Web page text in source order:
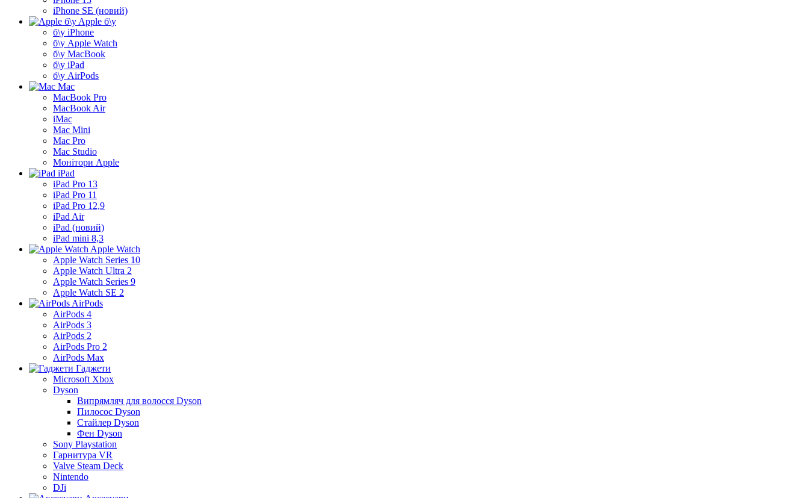
iPhone SE (новий)
Apple б\у
б\у iPhone
б\у Apple Watch
б\у MacBook
б\у iPad
б\у AirPods
Mac
MacBook Pro
MacBook Air
iMac
Mac Mini
Mac Pro
Mac Studio
Монітори Apple
iPad
iPad Pro 13
iPad Pro 11
iPad Pro 12,9
iPad Air
iPad (новий)
iPad mini 8,3
Apple Watch
Apple Watch Series 10
Apple Watch Ultra 2
Apple Watch Series 9
Apple Watch SE 2
AirPods
AirPods 4
AirPods 3
AirPods 2
AirPods Pro 2
AirPods Max
Гаджети
Microsoft Xbox
Dyson
Випрямляч для волосся Dyson
Пилосос Dyson
Стайлер Dyson
Фен Dyson
Sony Playstation
Гарнитура VR
Valve Steam Deck
Nintendo
DJi